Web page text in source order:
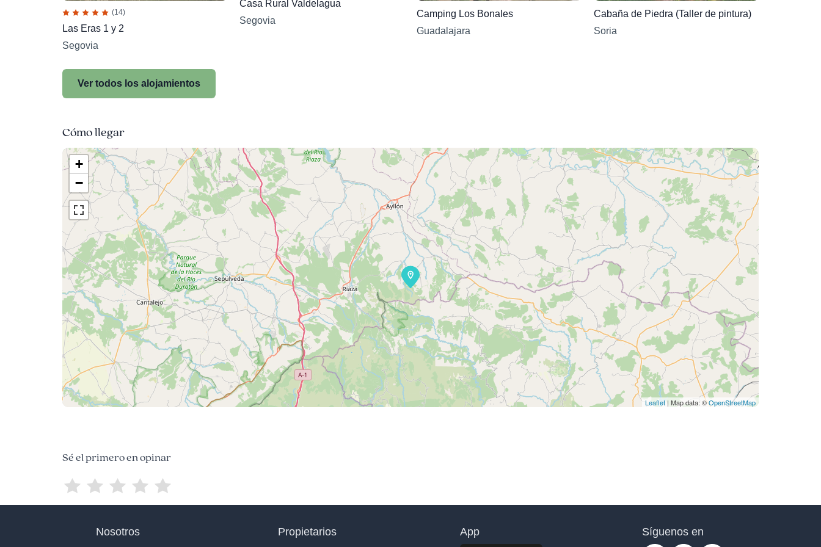
(14)
Las Eras 1 y 2
Segovia
Casa Rural Valdelagua
Segovia
Camping Los Bonales
Guadalajara
Cabaña de Piedra (Taller de pintura)
Soria
Ver todos los alojamientos
Cómo llegar
+
−
Leaflet | Map data: ©OpenStreetMap
Sé el primero en opinar
Nosotros Propietarios App Síguenos en